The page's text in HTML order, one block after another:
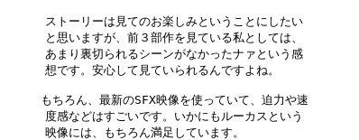
ストーリーは見てのお楽しみということにしたい
と思いますが、前３部作を見ている私としては、
あまり裏切られるシーンがなかったナァという感
想です。安心して見ていられるんですよね。
もちろん、最新のSFX映像を使っていて、迫力や速
度感などはすごいです。いかにもルーカスという
映像には、もちろん満足しています。